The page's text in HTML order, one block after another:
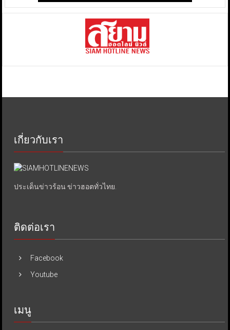
เกี่ยวกับเรา
ประเด็นข่าวร้อน ข่าวฮอตทั่วไทย.
ติดต่อเรา
Facebook
Youtube
เมนู